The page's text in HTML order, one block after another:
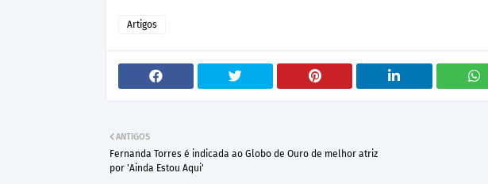
Artigos
ANTIGOS
Fernanda Torres é indicada ao Globo de Ouro de melhor atriz
por 'Ainda Estou Aqui'